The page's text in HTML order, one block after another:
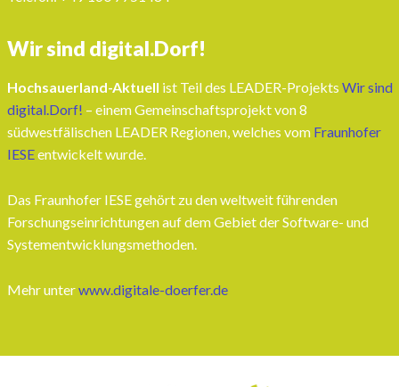
Wir sind digital.Dorf!
Hochsauerland-Aktuell ist Teil des LEADER-Projekts Wir sind
digital.Dorf! – einem Gemeinschaftsprojekt von 8
südwestfälischen LEADER Regionen, welches vom Fraunhofer
IESEentwickelt wurde.
Das Fraunhofer IESE gehört zu den weltweit führenden
Forschungseinrichtungen auf dem Gebiet der Software- und
Systementwicklungsmethoden.
Mehr unterwww.digitale-doerfer.de